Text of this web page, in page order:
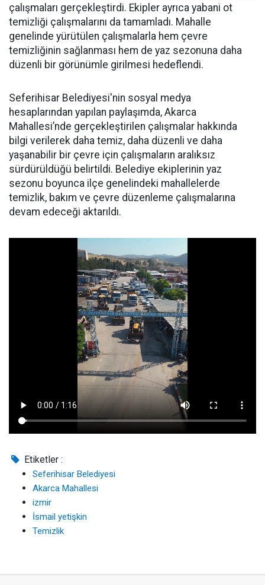
çalışmaları gerçekleştirdi. Ekipler ayrıca yabani ot
temizliği çalışmalarını da tamamladı. Mahalle
genelinde yürütülen çalışmalarla hem çevre
temizliğinin sağlanması hem de yaz sezonuna daha
düzenli bir görünümle girilmesi hedeflendi.
Seferihisar Belediyesi'nin sosyal medya
hesaplarından yapılan paylaşımda, Akarca
Mahallesi’nde gerçekleştirilen çalışmalar hakkında
bilgi verilerek daha temiz, daha düzenli ve daha
yaşanabilir bir çevre için çalışmaların aralıksız
sürdürüldüğü belirtildi. Belediye ekiplerinin yaz
sezonu boyunca ilçe genelindeki mahallelerde
temizlik, bakım ve çevre düzenleme çalışmalarına
devam edeceği aktarıldı.
Etiketler :
Seferihisar Belediyesi
Akarca Mahallesi
izmir
İsmail yetişkin
Temizlik